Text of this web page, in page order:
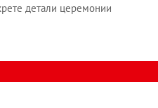
детали церемонии